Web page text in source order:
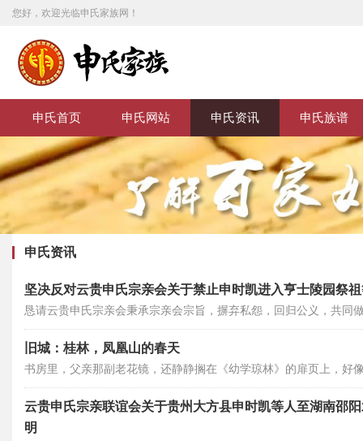
您好，欢迎光临申氏家族网！
申氏首页 申氏网站 申氏资讯 申氏族谱
申氏资讯
坚决反对云贵申氏宗亲会关于禁止申时凯进入亨士陵园祭
恳请云贵申氏宗亲会秉承宗亲会宗旨，摒弃私怨，回归公义，共同
振兴的实事，切勿被个别人裹挟，挟“宗亲会”之名泄私愤。
旧城：桂林，凤凰山的春天
书房里，父亲那副老花镜，还静静搁在《幼学琼林》的扉页上，好
台上，母亲细心照料的几盆花早已枯了，干裂的土留在陶盆里，守
云贵申氏宗亲联谊会关于贵州大方县申时凯等人至湖南邵
明